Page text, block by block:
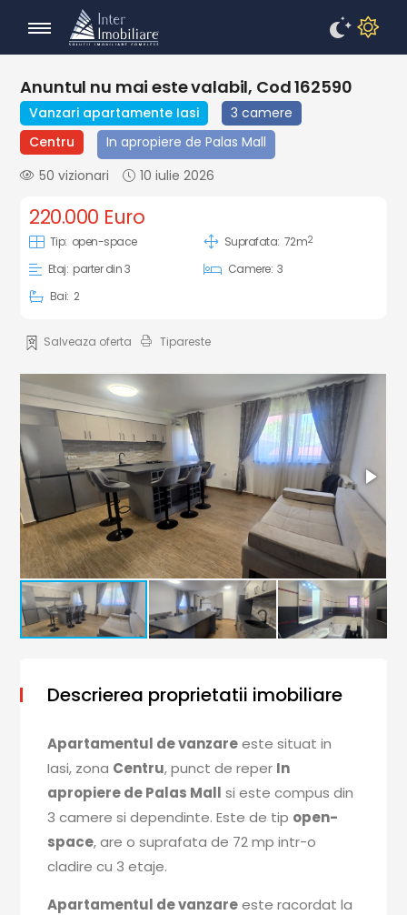
Anuntul nu mai este valabil, Cod 162590
Vanzari apartamente Iasi
3 camere
Centru
In apropiere de Palas Mall
50 vizionari
10 iulie 2026
220.000 Euro
Tip: open-space Suprafata: 72m2
Etaj: parter din 3 Camere: 3
Bai: 2
Salveaza oferta Tipareste
Descrierea proprietatii imobiliare
Apartamentul de vanzareeste situat in
Iasi, zona Centru, punct de reper In
apropiere de Palas Mall si este compus din
3 camere si dependinte. Este de tip open-
space, are o suprafata de 72 mp intr-o
cladire cu 3 etaje.
Apartamentul de vanzareeste racordat la